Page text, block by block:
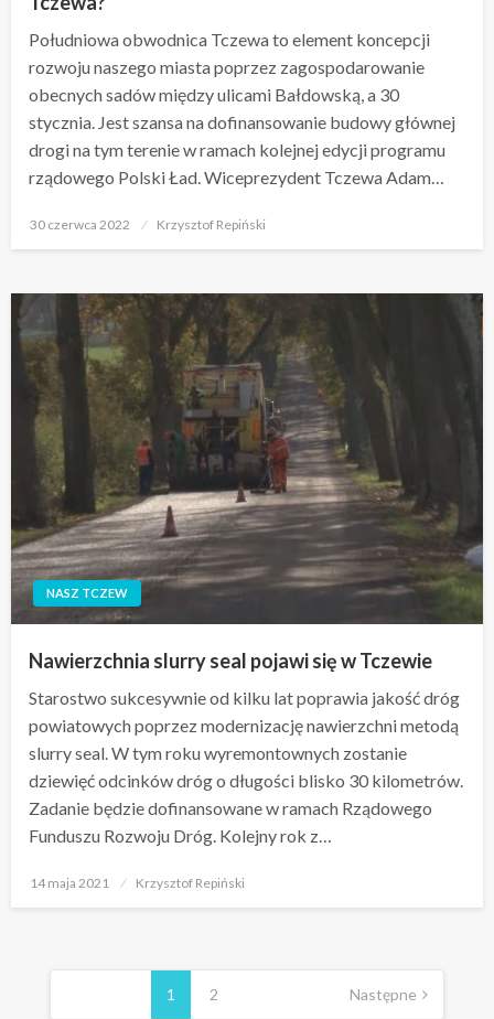
Południowa obwodnica Tczewa to element koncepcji
rozwoju naszego miasta poprzez zagospodarowanie
obecnych sadów między ulicami Bałdowską, a 30
stycznia. Jest szansa na dofinansowanie budowy głównej
drogi na tym terenie w ramach kolejnej edycji programu
rządowego Polski Ład. Wiceprezydent Tczewa Adam…
Opublikowane
30 czerwca 2022 Krzysztof Repiński
NASZ TCZEW
Nawierzchnia slurry seal pojawi się w Tczewie
Starostwo sukcesywnie od kilku lat poprawia jakość dróg
powiatowych poprzez modernizację nawierzchni metodą
slurry seal. W tym roku wyremontownych zostanie
dziewięć odcinków dróg o długości blisko 30 kilometrów.
Zadanie będzie dofinansowane w ramach Rządowego
Funduszu Rozwoju Dróg. Kolejny rok z…
Opublikowane
14 maja 2021 Krzysztof Repiński
Stronicowanie
1 2 Następne